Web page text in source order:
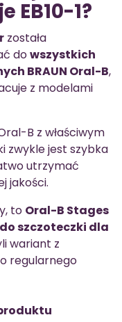
EB10-1?
została
dowszystkich
BRAUN Oral-B,
z modelami
B z właściwym
zwykle jest szybka
utrzymać
jakości.
to Oral-B Stages
do szczoteczki dla
wariant z
regularnego